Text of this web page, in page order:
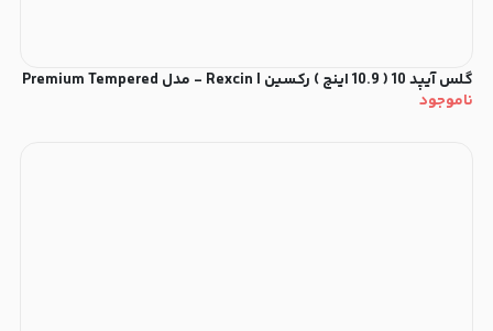
گلس آیپد 10 ( 10.9 اینچ ) رکسین | Rexcin - مدل Premium Tempered
ناموجود